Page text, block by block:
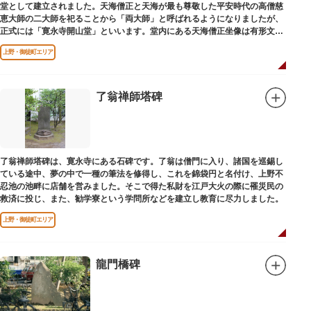
堂として建立されました。天海僧正と天海が最も尊敬した平安時代の高僧慈
恵大師の二大師を祀ることから「両大師」と呼ばれるようになりましたが、
正式には「寛永寺開山堂」といいます。堂内にある天海僧正坐像は有形文化
財に指定されています。
上野・御徒町エリア
了翁禅師塔碑
了翁禅師塔碑は、寛永寺にある石碑です。了翁は僧門に入り、諸国を巡錫し
ている途中、夢の中で一種の筆法を修得し、これを錦袋円と名付け、上野不
忍池の池畔に店舗を営みました。そこで得た私財を江戸大火の際に罹災民の
救済に投じ、また、勧学寮という学問所などを建立し教育に尽力しました。
上野・御徒町エリア
龍門橋碑